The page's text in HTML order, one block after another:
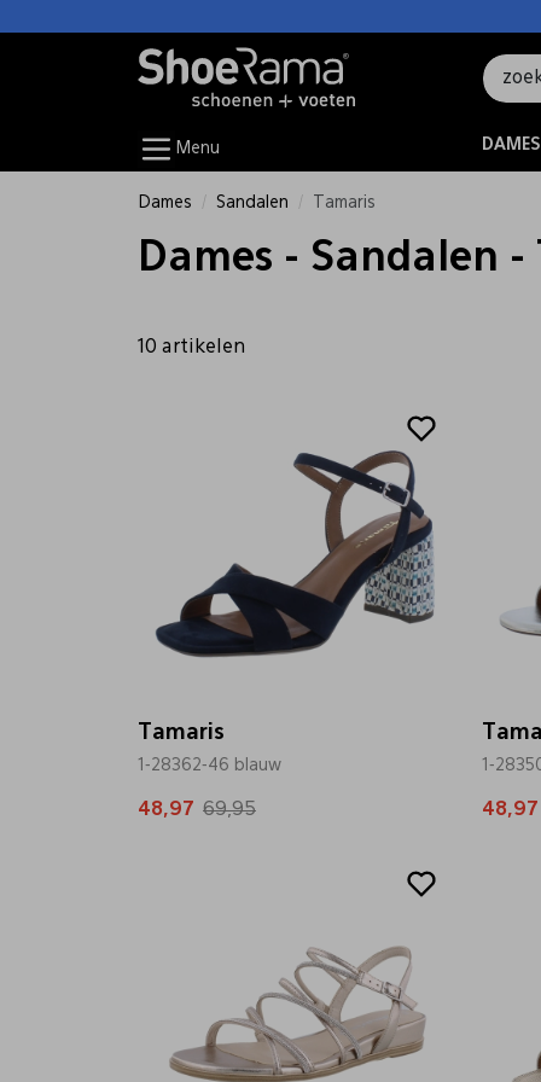
Menu DAMES
Dames Sandalen Tamaris
Dames - Sandalen -
10 artikelen
Tamaris
1-28362-46 blauw
48,97 69,95
1-
48,97